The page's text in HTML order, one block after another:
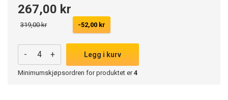
267,00 kr
319,00 kr -52,00 kr
- + Legg i kurv
Minimumskjøpsordren for produktet er4